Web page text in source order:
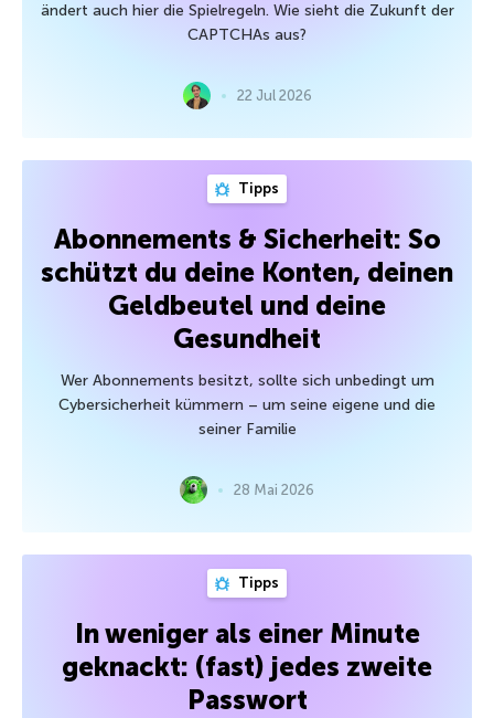
ändert auch hier die Spielregeln. Wie sieht die Zukunft der
CAPTCHAs aus?
22 Jul 2026
Tipps
Abonnements & Sicherheit: So
schützt du deine Konten, deinen
Geldbeutel und deine
Gesundheit
Wer Abonnements besitzt, sollte sich unbedingt um
Cybersicherheit kümmern – um seine eigene und die
seiner Familie
28 Mai 2026
Tipps
In weniger als einer Minute
geknackt: (fast) jedes zweite
Passwort